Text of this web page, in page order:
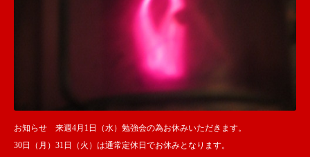
お知らせ 来週4月1日（水）勉強会の為お休みいただきます。
30日（月）31日（火）は通常定休日でお休みとなります。